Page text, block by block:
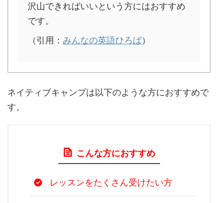
沢山できればいいという方にはおすすめ
です。
（引用： みんなの英語ひろば）
ネイティブキャンプは以下のような方におすすめで
す。
こんな方におすすめ
レッスンをたくさん受けたい方